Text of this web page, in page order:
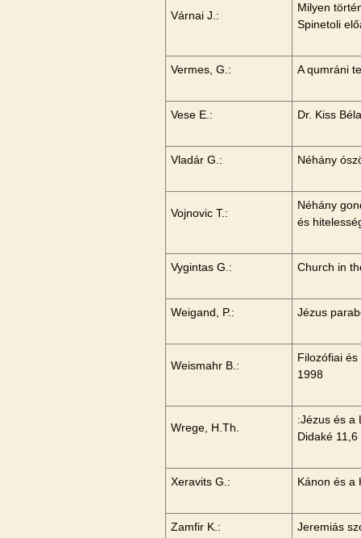
Várnai J.:
Milyen
Spinetoli
Vermes, G.: A qumráni
Vese E.: Dr. Kiss
Vladár G.: Néhány
Vojnovic T.:
Néhány
és
Vygintas G.: Church in
Weigand, P.: Jézus
Weismahr B.:
Filozófiai
1998
Wrege, H.Th.
:Jézus és a
Didaké
Xeravits G.: Kánon és a
Zamfir K.: Jeremiás